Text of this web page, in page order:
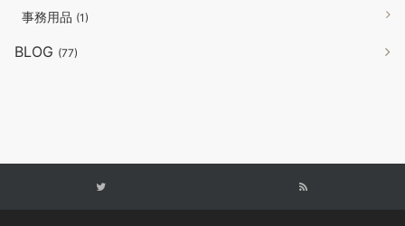
事務用品 (1)
BLOG (77)